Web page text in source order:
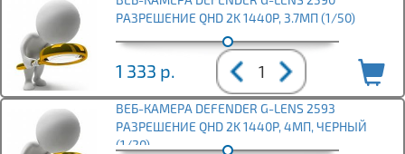
РАЗРЕШЕНИЕ QHD 2K 1440P, 3.7МП (1/50)
1 333 р.
ВЕБ-КАМЕРА DEFENDER G-LENS 2593
РАЗРЕШЕНИЕ QHD 2K 1440P, 4МП, ЧЕРНЫЙ
(1/20)